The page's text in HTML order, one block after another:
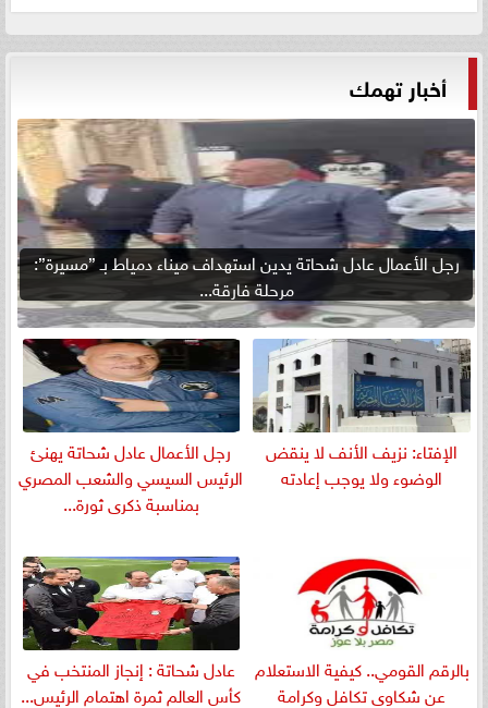
أخبار تهمك
رجل الأعمال عادل شحاتة يدين استهداف ميناء دمياط بـ ”مسيرة”:
مرحلة فارقة...
الإفتاء: نزيف الأنف لا ينقض
الوضوء ولا يوجب إعادته
رجل الأعمال عادل شحاتة يهنئ
الرئيس السيسي والشعب المصري
بمناسبة ذكرى ثورة...
بالرقم القومي.. كيفية الاستعلام
عن شكاوى تكافل وكرامة
عادل شحاتة : إنجاز المنتخب في
كأس العالم ثمرة اهتمام الرئيس...